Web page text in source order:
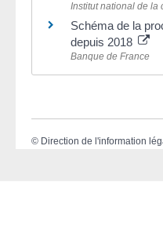
Institut national de la
Schéma de la
depuis 2018
Banque de France
© Direction de l'information